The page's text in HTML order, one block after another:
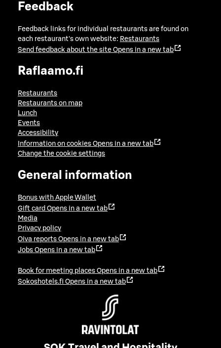
Feedback
Feedback links for individual restaurants are found on
each restaurant's own website: Restaurants
Send feedback about the site Opens in a new tab
Raflaamo.fi
Restaurants
Restaurants on map
Lunch
Events
Accessibility
Information on cookies Opens in a new tab
Change the cookie settings
General information
Bonus with Apple Wallet
Gift card Opens in a new tab
Media
Privacy policy
Oiva reports Opens in a new tab
Jobs Opens in a new tab
Book for meeting places Opens in a new tab
Sokoshotels.fi Opens in a new tab